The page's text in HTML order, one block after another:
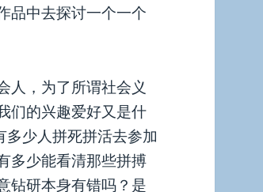
品中去探讨一个一个
人，为了所谓社会义
们的兴趣爱好又是什
多少人拼死拼活去参加
多少能看清那些拼搏
钻研本身有错吗？是